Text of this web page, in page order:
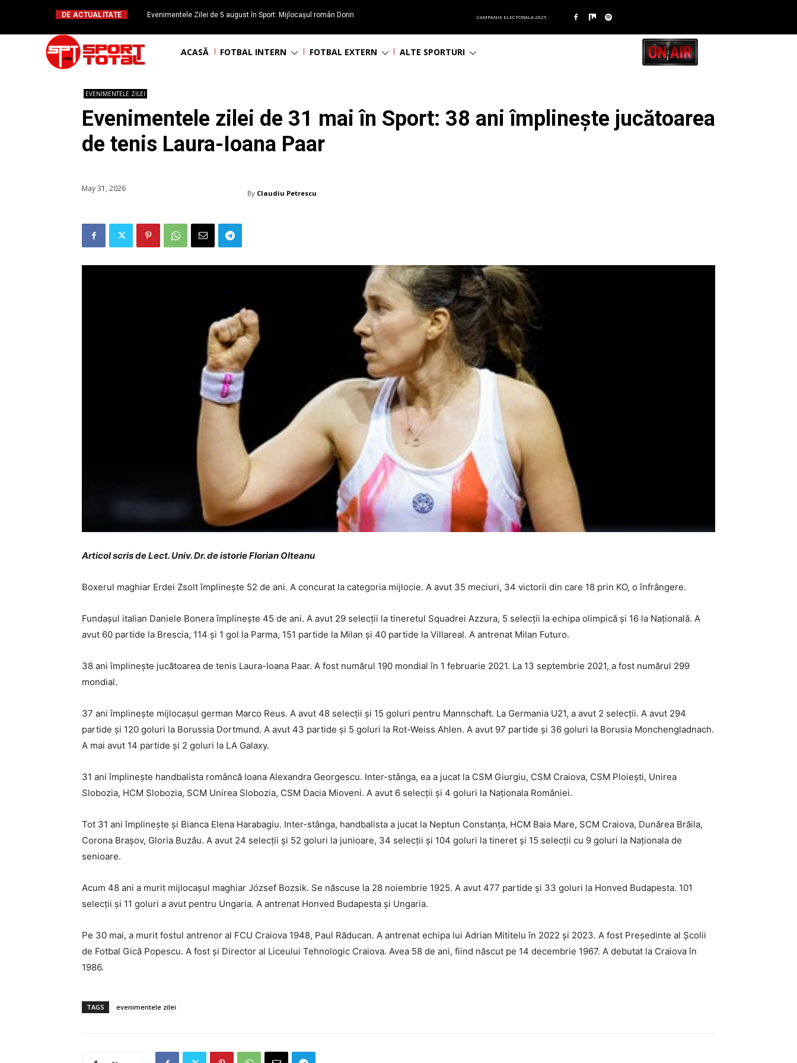
DE ACTUALITATE
Evenimentele Zilei de 5 august în Sport: Mijlocașul român Dorin
CAMPANIE ELECTORALA 2025
ACASĂ FOTBAL INTERN FOTBAL EXTERN ALTE SPORTURI
EVENIMENTELE ZILEI
Evenimentele zilei de 31 mai în Sport: 38 ani împlinește jucătoarea
de tenis Laura-Ioana Paar
May 31, 2026 By Claudiu Petrescu
Articol scris de Lect. Univ. Dr. de istorie Florian Olteanu
Boxerul maghiar Erdei Zsolt împlinește 52 de ani. A concurat la categoria mijlocie. A avut 35 meciuri, 34 victorii din care 18 prin KO, o înfrângere.
Fundașul italian Daniele Bonera împlinește 45 de ani. A avut 29 selecții la tineretul Squadrei Azzura, 5 selecții la echipa olimpică și 16 la Națională. A
avut 60 partide la Brescia, 114 și 1 gol la Parma, 151 partide la Milan și 40 partide la Villareal. A antrenat Milan Futuro.
38 ani împlinește jucătoarea de tenis Laura-Ioana Paar. A fost numărul 190 mondial în 1 februarie 2021. La 13 septembrie 2021, a fost numărul 299
mondial.
37 ani împlinește mijlocașul german Marco Reus. A avut 48 selecții și 15 goluri pentru Mannschaft. La Germania U21, a avut 2 selecții. A avut 294
partide și 120 goluri la Borussia Dortmund. A avut 43 partide și 5 goluri la Rot-Weiss Ahlen. A avut 97 partide și 36 goluri la Borusia Monchengladnach.
A mai avut 14 partide și 2 goluri la LA Galaxy.
31 ani împlinește handbalista româncă Ioana Alexandra Georgescu. Inter-stânga, ea a jucat la CSM Giurgiu, CSM Craiova, CSM Ploiești, Unirea
Slobozia, HCM Slobozia, SCM Unirea Slobozia, CSM Dacia Mioveni. A avut 6 selecții și 4 goluri la Naționala României.
Tot 31 ani împlinește și Bianca Elena Harabagiu. Inter-stânga, handbalista a jucat la Neptun Constanța, HCM Baia Mare, SCM Craiova, Dunărea Brăila,
Corona Brașov, Gloria Buzău. A avut 24 selecții și 52 goluri la junioare, 34 selecții și 104 goluri la tineret și 15 selecții cu 9 goluri la Naționala de
senioare.
Acum 48 ani a murit mijlocașul maghiar József Bozsik. Se născuse la 28 noiembrie 1925. A avut 477 partide și 33 goluri la Honved Budapesta. 101
selecții și 11 goluri a avut pentru Ungaria. A antrenat Honved Budapesta și Ungaria.
Pe 30 mai, a murit fostul antrenor al FCU Craiova 1948, Paul Răducan. A antrenat echipa lui Adrian Mititelu în 2022 și 2023. A fost Președinte al Școlii
de Fotbal Gică Popescu. A fost și Director al Liceului Tehnologic Craiova. Avea 58 de ani, fiind născut pe 14 decembrie 1967. A debutat la Craiova în
1986.
TAGS evenimentele zilei